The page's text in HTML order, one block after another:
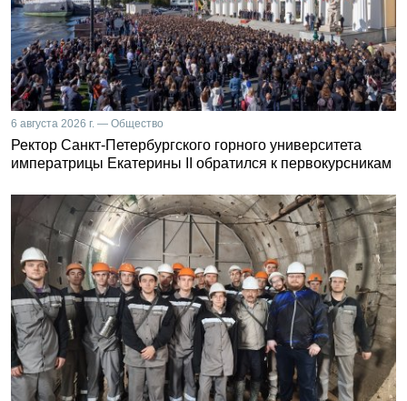
6 августа 2026 г. — Общество
Ректор Санкт-Петербургского горного университета
императрицы Екатерины II обратился к первокурсникам